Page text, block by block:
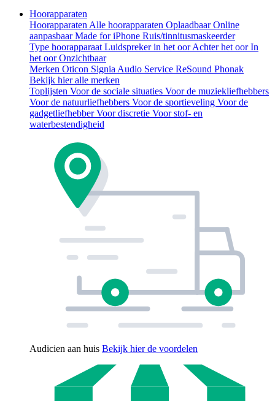
Hoorapparaten
Hoorapparaten Alle hoorapparaten OplaadbaarOnline
aanpasbaarMade for iPhone Ruis/tinnitusmaskeerder
Type hoorapparaat Luidspreker in het oorAchter het oorIn
het oorOnzichtbaar
Merken Oticon Signia Audio Service ReSound Phonak
Bekijk hier alle merken
Toplijsten Voor de sociale situaties Voor de muziekliefhebbers
Voor de natuurliefhebbers Voor de sportieveling Voor de
gadgetliefhebberVoor discretie Voor stof- en
waterbestendigheid
Audicien aan huis Bekijk hier de voordelen